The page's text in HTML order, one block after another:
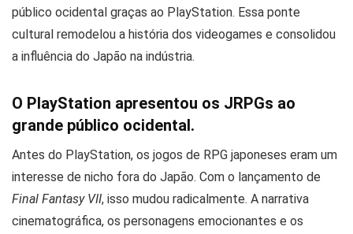
público ocidental graças ao PlayStation. Essa ponte
cultural remodelou a história dos videogames e consolidou
a influência do Japão na indústria.
O PlayStation apresentou os JRPGs ao
grande público ocidental.
Antes do PlayStation, os jogos de RPG japoneses eram um
interesse de nicho fora do Japão. Com o lançamento de
Final Fantasy VII, isso mudou radicalmente. A narrativa
cinematográfica, os personagens emocionantes e os